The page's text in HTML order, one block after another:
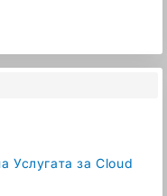
Услугата за Cloud